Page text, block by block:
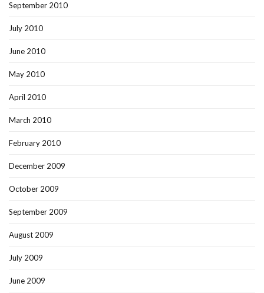
September 2010
July 2010
June 2010
May 2010
April 2010
March 2010
February 2010
December 2009
October 2009
September 2009
August 2009
July 2009
June 2009